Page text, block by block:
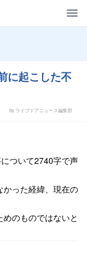
に起こした不
by ライブドアニュース編集部
ついて2740字で声
った経緯、現在の
のものではないと